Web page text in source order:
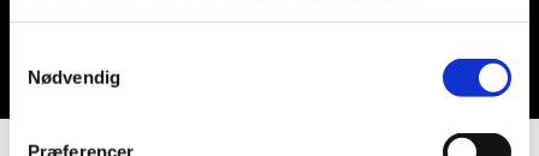
Nødvendig
Præferencer